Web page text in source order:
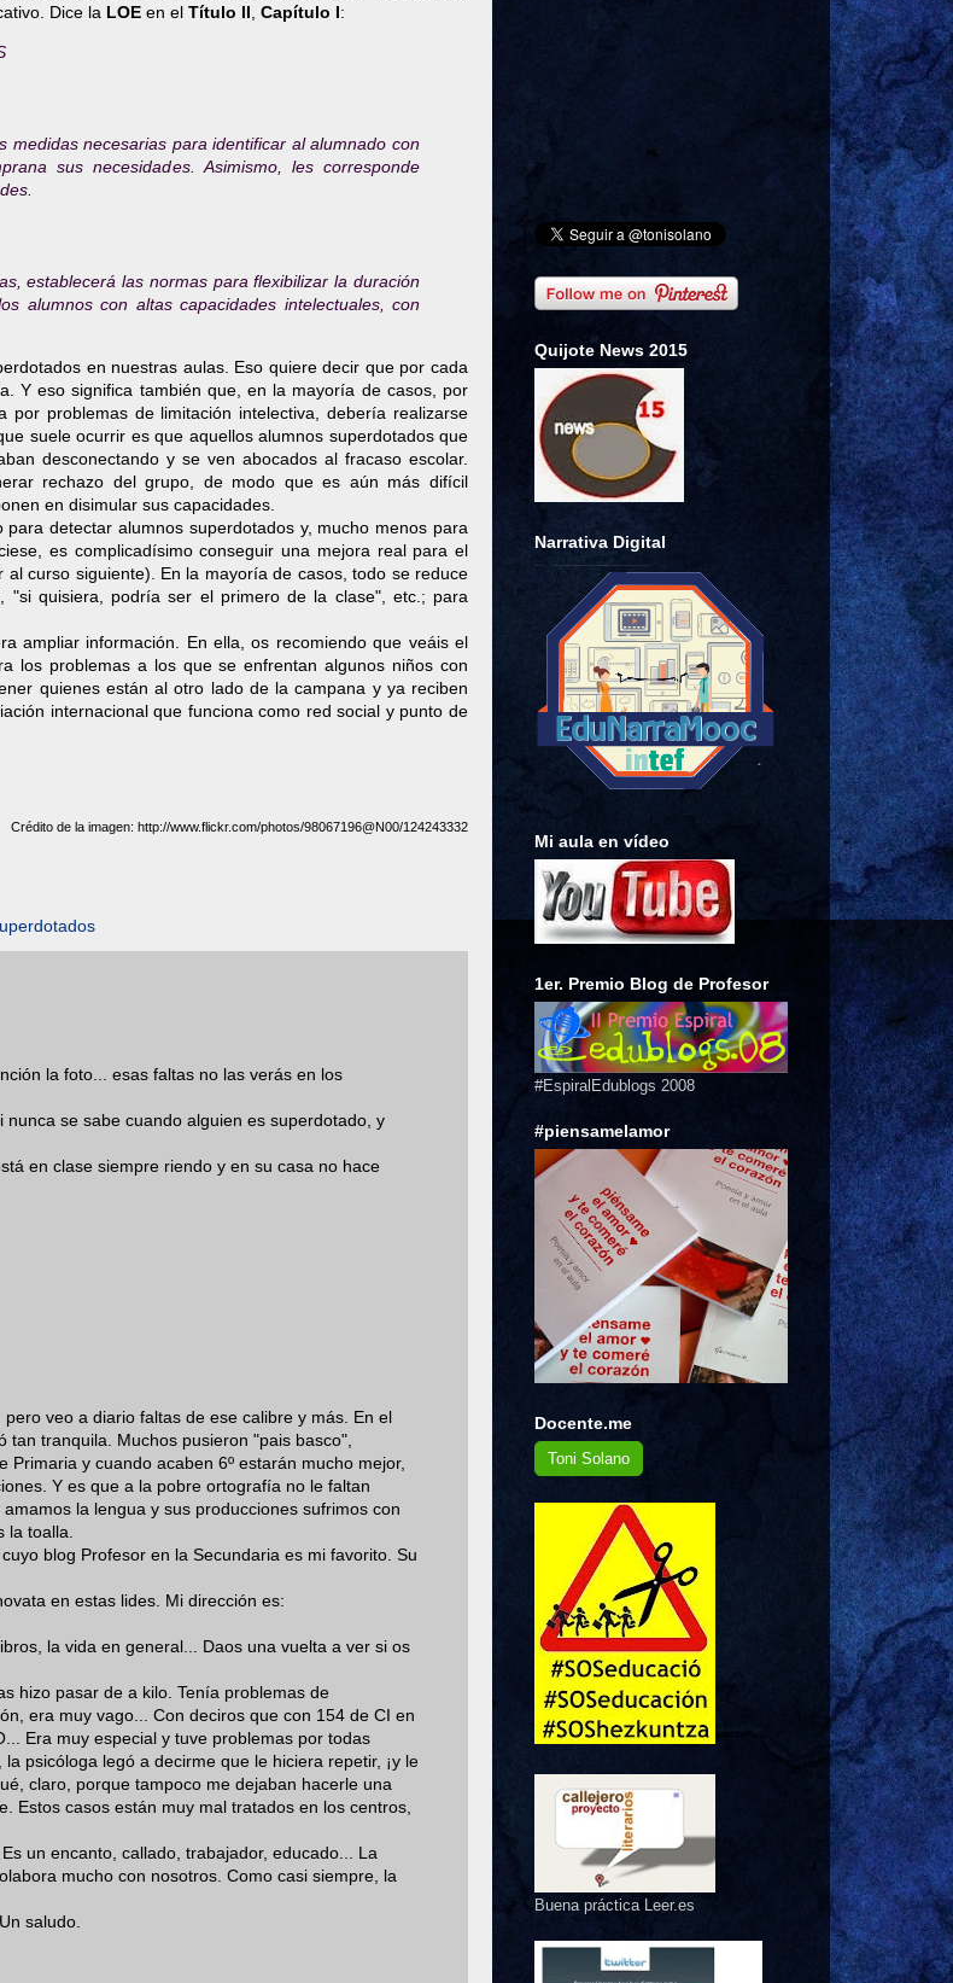
Dice la LOE en el Título II Capítulo I:
medidas necesarias para identificar al alumnado con
sus necesidades. Asimismo, les corresponde
establecerá las normas para flexibilizar la duración
alumnos con altas capacidades intelectuales, con
en nuestras aulas. Eso quiere decir que por cada
Y eso significa también que, en la mayoría de casos, por
por problemas de limitación intelectiva, debería realizarse
suele ocurrir es que aquellos alumnos superdotados que
desconectando y se ven abocados al fracaso escolar.
rechazo del grupo, de modo que es aún más difícil
en disimular sus capacidades.
detectar alumnos superdotados y, mucho menos para
es complicadísimo conseguir una mejora real para el
curso siguiente). En la mayoría de casos, todo se reduce
"si quisiera, podría ser el primero de la clase", etc.; para
ampliar información. En ella, os recomiendo que veáis el
los problemas a los que se enfrentan algunos niños con
quienes están al otro lado de la campana y ya reciben
internacional que funciona como red social y punto de
Crédito de la imagen: http://www.flickr.com/photos/98067196@N00/124243332
la foto... esas faltas no las verás en los
se sabe cuando alguien es superdotado, y
en clase siempre riendo y en su casa no hace
veo a diario faltas de ese calibre y más. En el
tranquila. Muchos pusieron "pais basco",
y cuando acaben 6º estarán mucho mejor,
Y es que a la pobre ortografía no le faltan
la lengua y sus producciones sufrimos con
toalla.
blog Profesor en la Secundaria es mi favorito. Su
en estas lides. Mi dirección es:
la vida en general... Daos una vuelta a ver si os
hizo pasar de a kilo. Tenía problemas de
era muy vago... Con deciros que con 154 de CI en
Era muy especial y tuve problemas por todas
psicóloga legó a decirme que le hiciera repetir, ¡y le
claro, porque tampoco me dejaban hacerle una
Estos casos están muy mal tratados en los centros,
un encanto, callado, trabajador, educado... La
mucho con nosotros. Como casi siempre, la
saludo.
Quijote News 2015
Narrativa Digital
Mi aula en vídeo
1er. Premio Blog de Profesor
#EspiralEdublogs 2008
#piensamelamor
Docente.me
Toni Solano
Buena práctica Leer.es